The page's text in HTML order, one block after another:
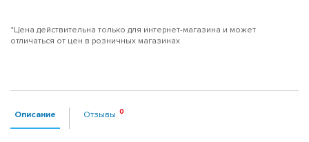
*Цена действительна только для интернет-магазина и может
отличаться от цен в розничных магазинах
Описание Отзывы